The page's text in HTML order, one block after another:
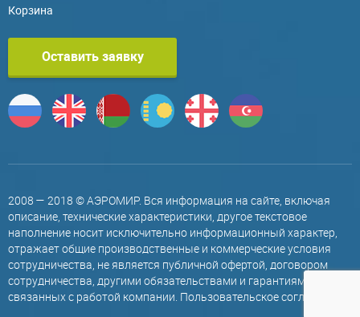
Корзина
Оставить заявку
2008 — 2018 © АЭРОМИР. Вся информация на сайте, включая
описание, технические характеристики, другое текстовое
наполнение носит исключительно информационный характер,
отражает общие производственные и коммерческие условия
сотрудничества, не является публичной офертой, договором
сотрудничества, другими обязательствами и гарантиями,
связанных с работой компании. Пользовательское соглашение